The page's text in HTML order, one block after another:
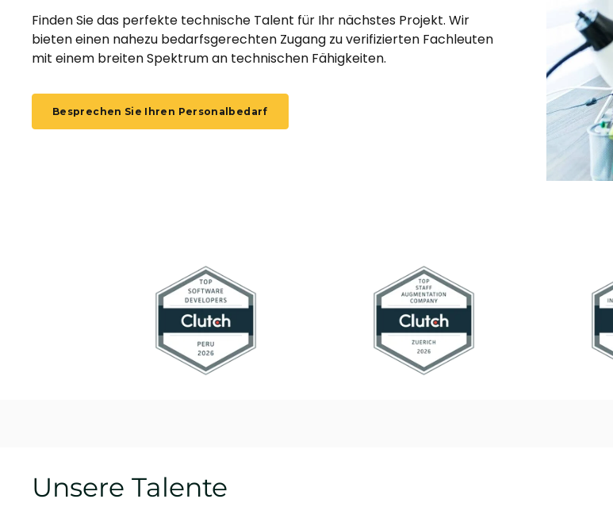
Finden Sie das perfekte technische Talent für Ihr nächstes Projekt. Wir
bieten einen nahezu bedarfsgerechten Zugang zu verifizierten Fachleuten
mit einem breiten Spektrum an technischen Fähigkeiten.
Besprechen Sie Ihren Personalbedarf
Unsere Talente